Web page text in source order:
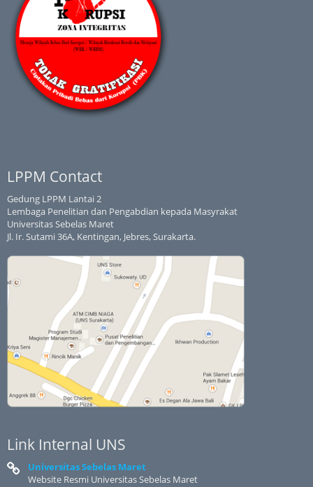
LPPM Contact
Gedung LPPM Lantai 2
Lembaga Penelitian dan Pengabdian kepada Masyrakat
Universitas Sebelas Maret
Jl. Ir. Sutami 36A, Kentingan, Jebres, Surakarta.
Link Internal UNS
Universitas Sebelas Maret
Website Resmi Universitas Sebelas Maret